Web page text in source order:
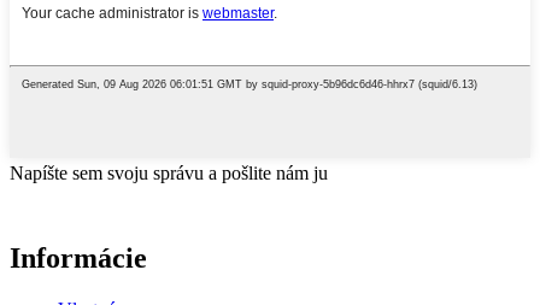
Napíšte sem svoju správu a pošlite nám ju
Informácie